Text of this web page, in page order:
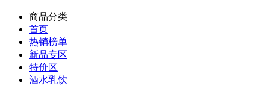
商品分类
首页
热销榜单
新品专区
特价区
酒水乳饮